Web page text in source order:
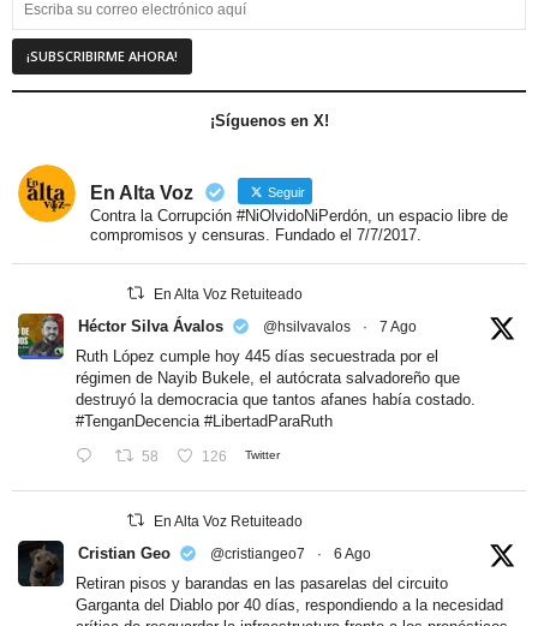
¡Síguenos en X!
En Alta Voz Seguir
Contra la Corrupción #NiOlvidoNiPerdón, un espacio libre de
compromisos y censuras. Fundado el 7/7/2017.
En Alta Voz Retuiteado
Héctor Silva Ávalos @hsilvavalos · 7 Ago
Ruth López cumple hoy 445 días secuestrada por el
régimen de Nayib Bukele, el autócrata salvadoreño que
destruyó la democracia que tantos afanes había costado.
#TenganDecencia #LibertadParaRuth
58 126 Twitter
En Alta Voz Retuiteado
Cristian Geo @cristiangeo7 · 6 Ago
Retiran pisos y barandas en las pasarelas del circuito
Garganta del Diablo por 40 días, respondiendo a la necesidad